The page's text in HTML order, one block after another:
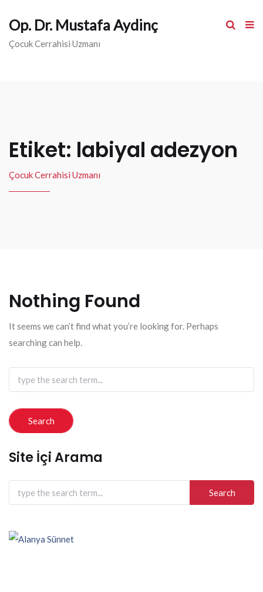
Op. Dr. Mustafa Aydinç
Çocuk Cerrahisi Uzmanı
Etiket: labiyal adezyon
Çocuk Cerrahisi Uzmanı
Nothing Found
It seems we can’t find what you’re looking for. Perhaps
searching can help.
Search
for:
Site İçi Arama
Search
for: